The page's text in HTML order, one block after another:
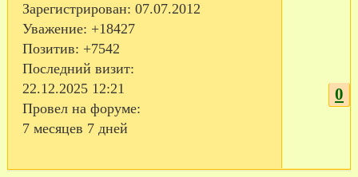
Зарегистрирован: 07.07.2012
Уважение: +18427
Позитив: +7542
Последний визит:
22.12.2025 12:21
Провел на форуме:
7 месяцев 7 дней
0